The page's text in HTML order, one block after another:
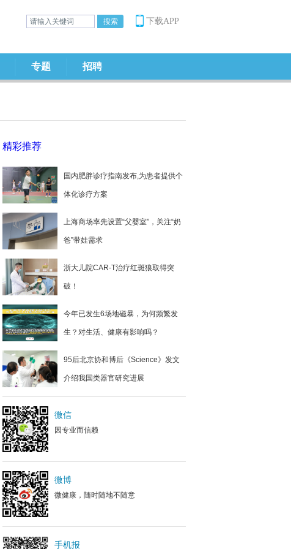
下载APP
专题 招聘
精彩推荐
国内肥胖诊疗指南发布,为患者提供个
体化诊疗方案
上海商场率先设置“父婴室”，关注“奶
爸”带娃需求
浙大儿院CAR-T治疗红斑狼取得突
破！
今年已发生6场地磁暴，为何频繁发
生？对生活、健康有影响吗？
95后北京协和博后《Science》发文
介绍我国类器官研究进展
微信
因专业而信赖
微博
微健康，随时随地不随意
手机报